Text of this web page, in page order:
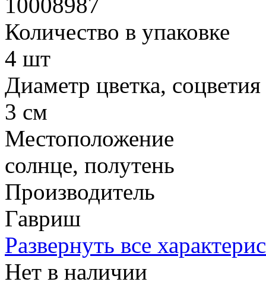
Количество в упаковке
4 шт
Диаметр цветка, соцветия
3 см
Местоположение
солнце, полутень
Производитель
Гавриш
Развернуть все
Нет в наличии